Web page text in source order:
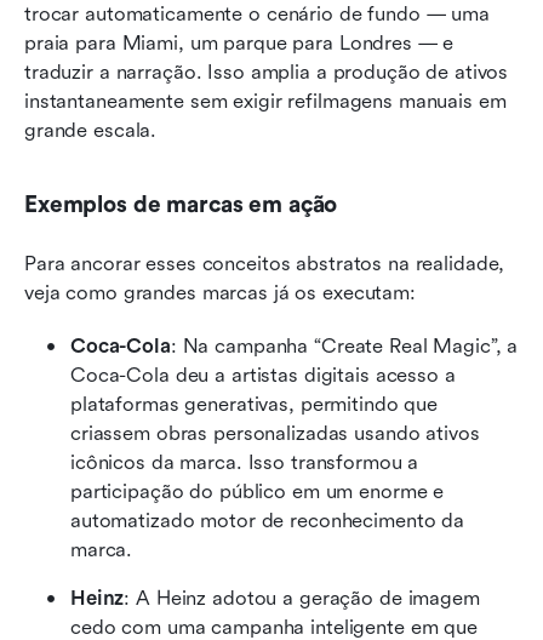
trocar automaticamente o cenário de fundo — uma
praia para Miami, um parque para Londres — e
traduzir a narração. Isso amplia a produção de ativos
instantaneamente sem exigir refilmagens manuais em
grande escala.
Exemplos de marcas em ação
Para ancorar esses conceitos abstratos na realidade,
veja como grandes marcas já os executam:
Coca-Cola: Na campanha “Create Real Magic”, a
Coca-Cola deu a artistas digitais acesso a
plataformas generativas, permitindo que
criassem obras personalizadas usando ativos
icônicos da marca. Isso transformou a
participação do público em um enorme e
automatizado motor de reconhecimento da
marca.
Heinz: A Heinz adotou a geração de imagem
cedo com uma campanha inteligente em que